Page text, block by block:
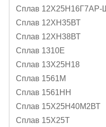
Сплав 12Х25Н16Г7АР-Ш
Сплав 12ХН35ВТ
Сплав 12ХН38ВТ
Сплав 1310Е
Сплав 13Х25Н18
Сплав 1561М
Сплав 1561НН
Сплав 15Х25Н40М2ВТ
Сплав 15Х25Т